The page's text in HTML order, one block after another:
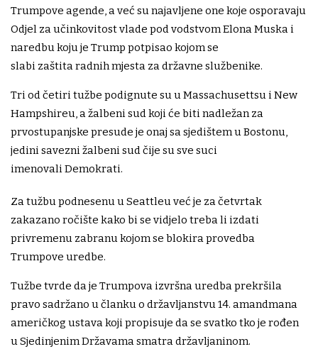
Trumpove agende, a već su najavljene one koje osporavaju
Odjel za učinkovitost vlade pod vodstvom Elona Muska i
naredbu koju je Trump potpisao kojom se
slabi zaštita radnih mjesta za državne službenike.
Tri od četiri tužbe podignute su u Massachusettsu i New
Hampshireu, a žalbeni sud koji će biti nadležan za
prvostupanjske presude je onaj sa sjedištem u Bostonu,
jedini savezni žalbeni sud čije su sve suci
imenovali Demokrati.
Za tužbu podnesenu u Seattleu već je za četvrtak
zakazano ročište kako bi se vidjelo treba li izdati
privremenu zabranu kojom se blokira provedba
Trumpove uredbe.
Tužbe tvrde da je Trumpova izvršna uredba prekršila
pravo sadržano u članku o državljanstvu 14. amandmana
američkog ustava koji propisuje da se svatko tko je rođen
u Sjedinjenim Državama smatra državljaninom.